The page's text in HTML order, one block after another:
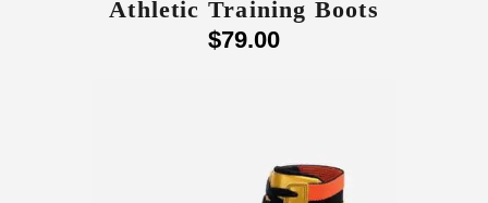
Athletic Training Boots
$79.00